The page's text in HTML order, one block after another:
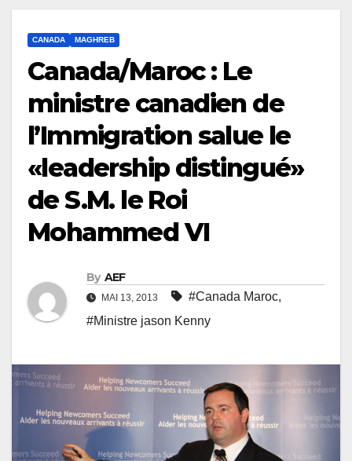
CANADA MAGHREB
Canada/Maroc : Le
ministre canadien de
l’Immigration salue le
«leadership distingué»
de S.M. le Roi
Mohammed VI
By AEF
MAI 13, 2013 #Canada Maroc,
#Ministre jason Kenny